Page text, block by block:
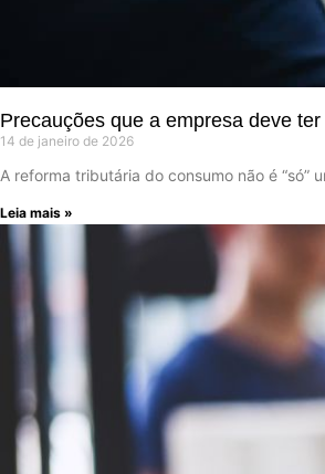
Precauções que a empresa deve
14 de janeiro de 2026
A reforma tributária do consumo não é
Leia mais »